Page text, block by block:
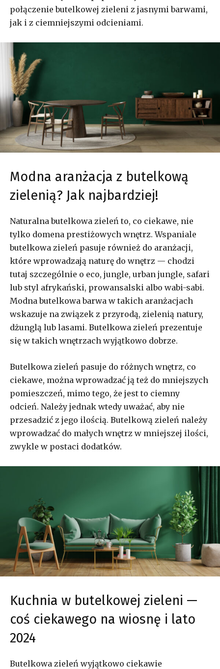
połączenie butelkowej zieleni z jasnymi barwami,
jak i z ciemniejszymi odcieniami.
Modna aranżacja z butelkową
zielenią? Jak najbardziej!
Naturalna butelkowa zieleń to, co ciekawe, nie
tylko domena prestiżowych wnętrz. Wspaniale
butelkowa zieleń pasuje również do aranżacji,
które wprowadzają naturę do wnętrz — chodzi
tutaj szczególnie o eco, jungle, urban jungle, safari
lub styl afrykański, prowansalski albo wabi-sabi.
Modna butelkowa barwa w takich aranżacjach
wskazuje na związek z przyrodą, zielenią natury,
dżunglą lub lasami. Butelkowa zieleń prezentuje
się w takich wnętrzach wyjątkowo dobrze.
Butelkowa zieleń pasuje do różnych wnętrz, co
ciekawe, można wprowadzać ją też do mniejszych
pomieszczeń, mimo tego, że jest to ciemny
odcień. Należy jednak wtedy uważać, aby nie
przesadzić z jego ilością. Butelkową zieleń należy
wprowadzać do małych wnętrz w mniejszej ilości,
zwykle w postaci dodatków.
Kuchnia w butelkowej zieleni —
coś ciekawego na wiosnę i lato
2024
Butelkowa zieleń wyjątkowo ciekawie